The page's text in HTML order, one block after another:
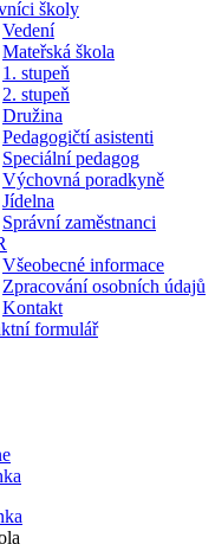
školy
Vedení
Mateřská škola
1. stupeň
2. stupeň
Družina
Pedagogičtí asistenti
Speciální pedagog
Výchovná poradkyně
Jídelna
Správní zaměstnanci
Všeobecné informace
Zpracování osobních údajů
Kontakt
formulář